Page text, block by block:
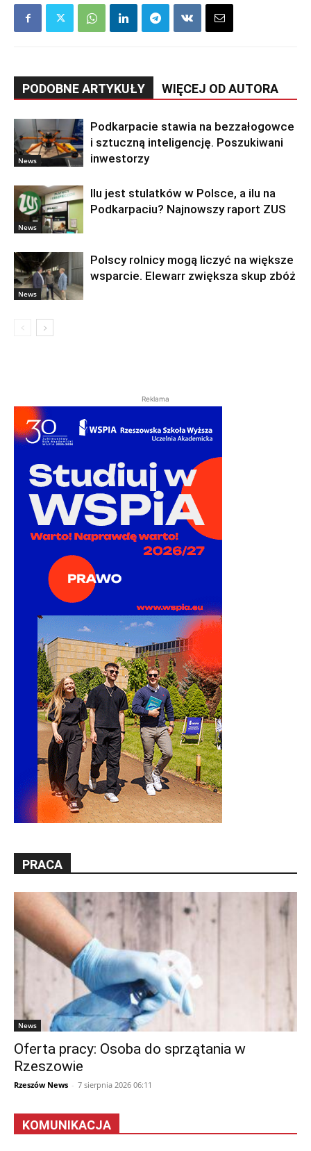
PODOBNE ARTYKUŁY WIĘCEJ OD AUTORA
News
Podkarpacie stawia na bezzałogowce
i sztuczną inteligencję. Poszukiwani
inwestorzy
News
Ilu jest stulatków w Polsce, a ilu na
Podkarpaciu? Najnowszy raport ZUS
News
Polscy rolnicy mogą liczyć na większe
wsparcie. Elewarr zwiększa skup zbóż
Reklama
PRACA
News
Oferta pracy: Osoba do sprzątania w
Rzeszowie
Rzeszów News - 7 sierpnia 2026 06:11
KOMUNIKACJA